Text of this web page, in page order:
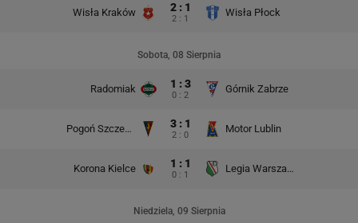
Wisła Kraków 2 : 1
2 : 1
Wisła Płock
Sobota, 08 Sierpnia
Radomiak 1 : 3
0 : 2
Górnik Zabrze
Pogoń Szczecin 3 : 1
2 : 0
Motor Lublin
Korona Kielce 1 : 1
0 : 1
Legia Warszawa
Niedziela, 09 Sierpnia